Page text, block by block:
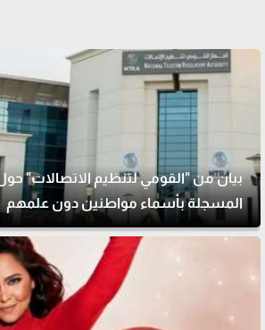
بيان من "القومي لتنظيم الاتصالات"
المسجلة بأسماء مواطنين دون علمهم